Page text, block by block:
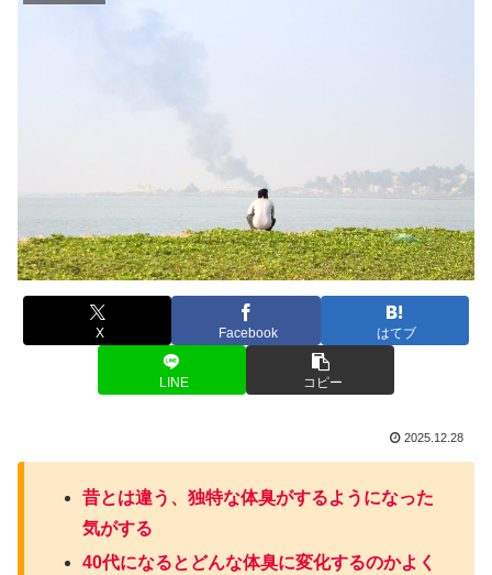
X Facebook はてブ
LINE コピー
2025.12.28
昔とは違う、独特な体臭がするようになった
気がする
40代になるとどんな体臭に変化するのかよく